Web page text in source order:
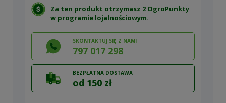
Za ten produkt otrzymasz 2 OgroPunkty
w programie lojalnościowym.
SKONTAKTUJ SIĘ Z NAMI
797 017 298
BEZPŁATNA DOSTAWA
od 150 zł